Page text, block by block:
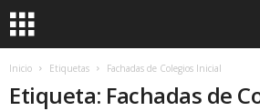
Inicio Etiquetas Fachadas de Colegios Inicial
Etiqueta: Fachadas de